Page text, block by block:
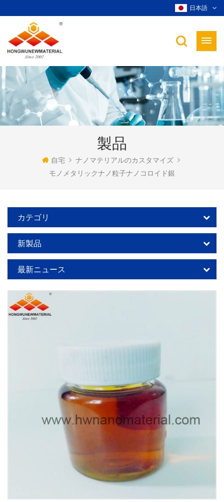
日本語
製品
自宅
ナノマテリアルのカスタマイズ
モノメタリックナノ粒子ナノコロイド銀
カテゴリ
新製品
最新ニュース